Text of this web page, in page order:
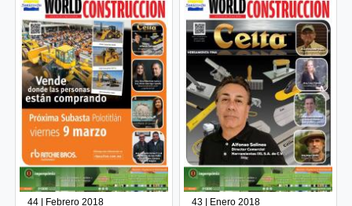
44 | Febrero 2018 43 | Enero 2018